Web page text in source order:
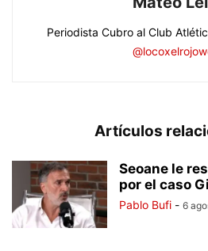
Periodista Cubro al Club
Artículos
Seoane le
por el caso
Pablo Bufi - 6